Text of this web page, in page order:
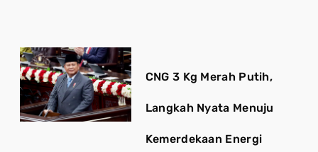
CNG 3 Kg Merah Putih,
Langkah Nyata Menuju
Kemerdekaan Energi